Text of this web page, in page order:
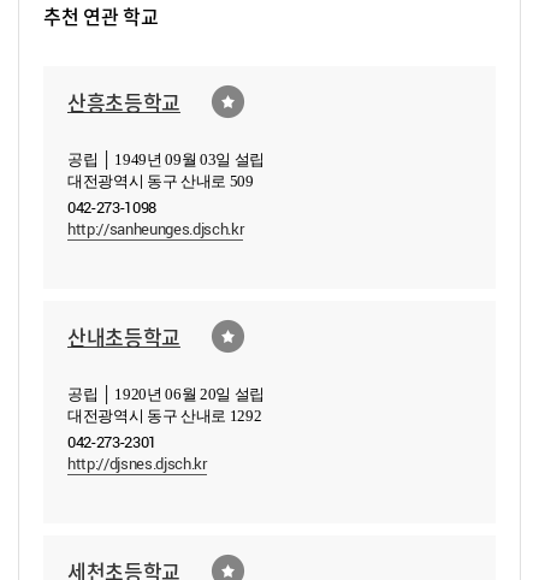
추천 연관 학교
산흥초등학교
공립 │ 1949년 09월 03일 설립
대전광역시 동구 산내로 509
042-273-1098
http://sanheunges.djsch.kr
산내초등학교
공립 │ 1920년 06월 20일 설립
대전광역시 동구 산내로 1292
042-273-2301
http://djsnes.djsch.kr
세천초등학교